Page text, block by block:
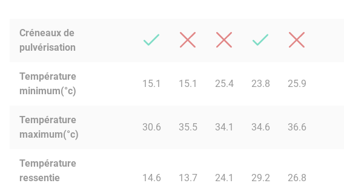
Créneaux de
pulvérisation
Température
minimum(°c)
15.1 15.1 25.4 23.8 25.9
Température
maximum(°c)
30.6 35.5 34.1 34.6 36.6
Température
ressentie
14.6 13.7 24.1 29.2 26.8